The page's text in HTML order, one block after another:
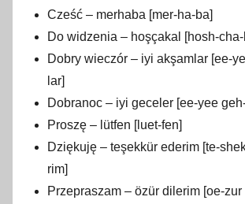
Cześć – merhaba [mer-ha-ba]
Do widzenia – hoşçakal [hosh-cha-
Dobry wieczór – iyi akşamlar [ee-
lar]
Dobranoc – iyi geceler [ee-yee
Proszę – lütfen [luet-fen]
Dziękuję – teşekkür ederim [te-
rim]
Przepraszam – özür dilerim [oe-zur